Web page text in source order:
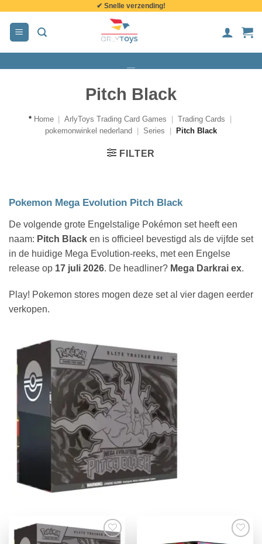
inhoud
✔ Snelle verzending!
Pitch Black
* Home ArlyToys Trading Card Games Trading Cards
pokemonwinkel nederland
Series Pitch Black
FILTER
Pokemon Mega Evolution Pitch Black
De volgende grote Engelstalige Pokémon set heeft een
naam: Pitch Black en is officieel bevestigd als de vijfde set
in de huidige Mega Evolution-reeks, met een Engelse
release op 17 juli 2026. De headliner? Mega Darkrai ex.
Play! Pokemon stores mogen deze set al vier dagen eerder
verkopen.